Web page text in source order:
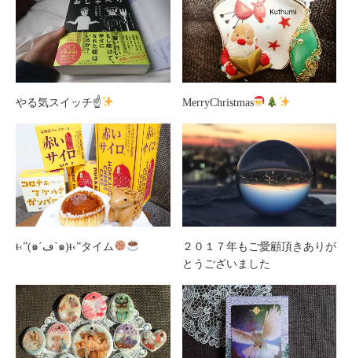
やる気スイッチ☝ MerryChristmas
ŧ‹”(๑´ڡ`๑)ŧ‹”タイム
２０１７年もご愛顧頂きありが
とうございました